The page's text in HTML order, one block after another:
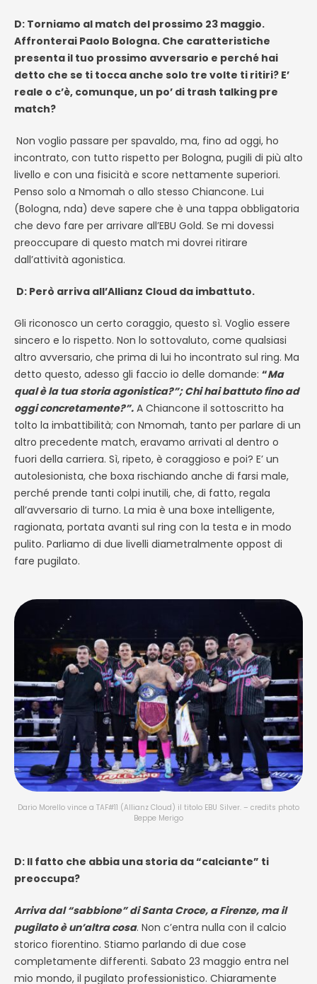
D: Torniamo al match del prossimo 23 maggio.
Affronterai Paolo Bologna. Che caratteristiche
presenta il tuo prossimo avversario e perché hai
detto che se ti tocca anche solo tre volte ti ritiri? E’
reale o c’è, comunque, un po’ di trash talking pre
match?
Non voglio passare per spavaldo, ma, fino ad oggi, ho
incontrato, con tutto rispetto per Bologna, pugili di più alto
livello e con una fisicità e score nettamente superiori.
Penso solo a Nmomah o allo stesso Chiancone. Lui
(Bologna, nda) deve sapere che è una tappa obbligatoria
che devo fare per arrivare all’EBU Gold. Se mi dovessi
preoccupare di questo match mi dovrei ritirare
dall’attività agonistica.
D: Però arriva all’Allianz Cloud da imbattuto.
Gli riconosco un certo coraggio, questo sì. Voglio essere
sincero e lo rispetto. Non lo sottovaluto, come qualsiasi
altro avversario, che prima di lui ho incontrato sul ring. Ma
detto questo, adesso gli faccio io delle domande: “Ma
qual è la tua storia agonistica?”; Chi hai battuto fino ad
oggi concretamente?”. A Chiancone il sottoscritto ha
tolto la imbattibilità; con Nmomah, tanto per parlare di un
altro precedente match, eravamo arrivati al dentro o
fuori della carriera. Sì, ripeto, è coraggioso e poi? E’ un
autolesionista, che boxa rischiando anche di farsi male,
perché prende tanti colpi inutili, che, di fatto, regala
all’avversario di turno. La mia è una boxe intelligente,
ragionata, portata avanti sul ring con la testa e in modo
pulito. Parliamo di due livelli diametralmente oppost di
fare pugilato.
Dario Morello vince a TAF#11 (Allianz Cloud) il titolo EBU Silver. – credits photo
Beppe Merigo
D: Il fatto che abbia una storia da “calciante” ti
preoccupa?
Arriva dal “sabbione” di Santa Croce, a Firenze, ma il
pugilato è un’altra cosa. Non c’entra nulla con il calcio
storico fiorentino. Stiamo parlando di due cose
completamente differenti. Sabato 23 maggio entra nel
mio mondo, il pugilato professionistico. Chiaramente